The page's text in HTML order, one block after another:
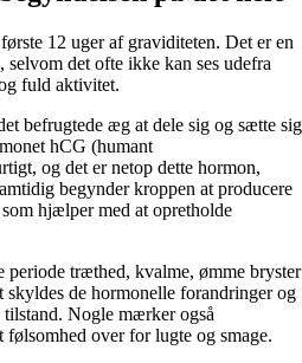
12 uger af graviditeten. Det er en
det ofte ikke kan ses udefra
fuld aktivitet.
befrugtede æg at dele sig og sætte sig
hCG (humant
og det er netop dette hormon,
begynder kroppen at producere
hjælper med at opretholde
periode træthed, kvalme, ømme bryster
de hormonelle forandringer og
Nogle mærker også
over for lugte og smage.